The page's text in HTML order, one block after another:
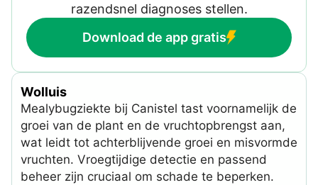
razendsnel diagnoses stellen.
Download de app gratis
Wolluis
Mealybugziekte bij Canistel tast voornamelijk de
groei van de plant en de vruchtopbrengst aan,
wat leidt tot achterblijvende groei en misvormde
vruchten. Vroegtijdige detectie en passend
beheer zijn cruciaal om schade te beperken.